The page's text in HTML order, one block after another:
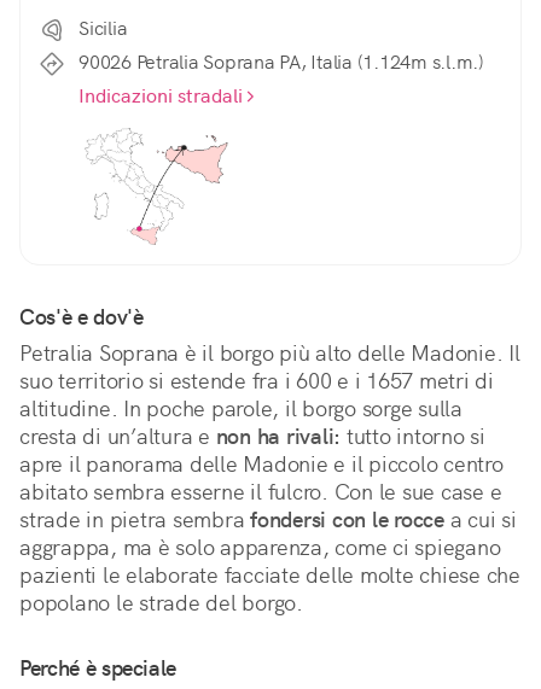
Sicilia
90026 Petralia Soprana PA, Italia (1.124m s.l.m.)
Indicazioni stradali
Cos'è e dov'è
Petralia Soprana è il borgo più alto delle Madonie. Il
suo territorio si estende fra i 600 e i 1657 metri di
altitudine. In poche parole, il borgo sorge sulla
cresta di un’altura e non ha rivali: tutto intorno si
apre il panorama delle Madonie e il piccolo centro
abitato sembra esserne il fulcro. Con le sue case e
strade in pietra sembra fondersi con le rocce a cui si
aggrappa, ma è solo apparenza, come ci spiegano
pazienti le elaborate facciate delle molte chiese che
popolano le strade del borgo.
Perché è speciale